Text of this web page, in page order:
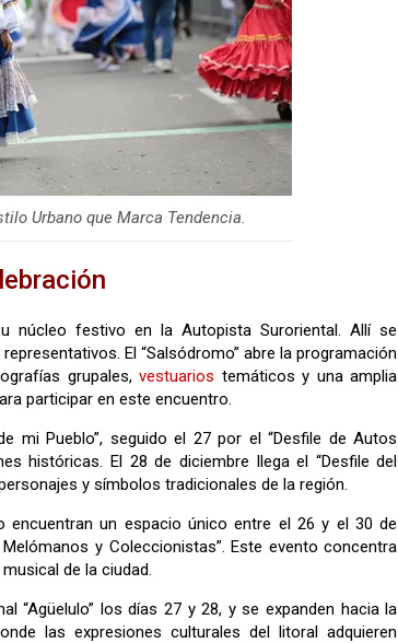
Urbano que Marca Tendencia.
núcleo festivo en la Autopista Suroriental. Allí se
El “Salsódromo” abre la programación
grupales,vestuarios temáticos y una amplia
participar en este encuentro.
mi Pueblo”, seguido el 27 por el “Desfile de Autos
históricas. El 28 de diciembre llega el “Desfile del
y símbolos tradicionales de la región.
encuentran un espacio único entre el 26 y el 30 de
y Coleccionistas”. Este evento concentra
de la ciudad.
“Agüelulo” los días 27 y 28, y se expanden hacia la
las expresiones culturales del litoral adquieren